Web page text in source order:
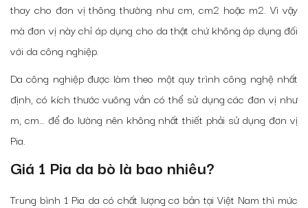
thay cho đơn vị thông thường như cm, cm2 hoặc m2. Vì vậy
mà đơn vị này chỉ áp dụng cho da thật chứ không áp dụng đối
với da công nghiệp.
Da công nghiệp được làm theo một quy trình công nghệ nhất
định, có kích thước vuông vắn có thể sử dụng các đơn vị như
m, cm… để đo lường nên không nhất thiết phải sử dụng đơn vị
Pia.
Giá 1 Pia da bò là bao nhiêu?
Trung bình 1 Pia da có chất lượng cơ bản tại Việt Nam thì mức